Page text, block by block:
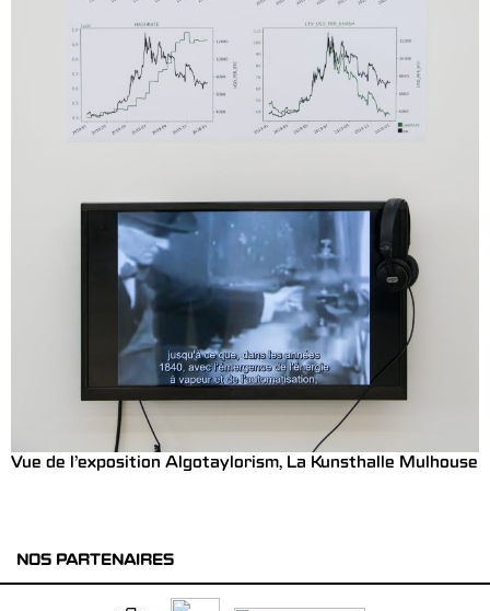
Vue de l’exposition Algotaylorism, La Kunsthalle Mulhouse
NOS PARTENAIRES